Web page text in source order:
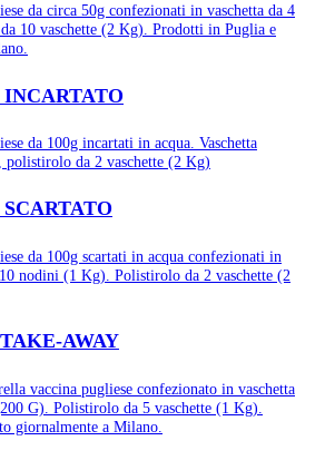
da circa 50g confezionati in vaschetta da 4
10 vaschette (2 Kg). Prodotti in Puglia e
INCARTATO
da 100g incartati in acqua. Vaschetta
polistirolo da 2 vaschette (2 Kg)
da 100g scartati in acqua confezionati in
nodini (1 Kg). Polistirolo da 2 vaschette (2
AWAY
vaccina pugliese confezionato in vaschetta
G). Polistirolo da 5 vaschette (1 Kg).
giornalmente a Milano.